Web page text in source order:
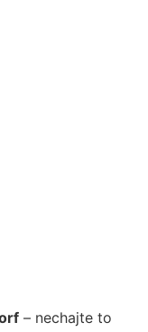
– nechajte to